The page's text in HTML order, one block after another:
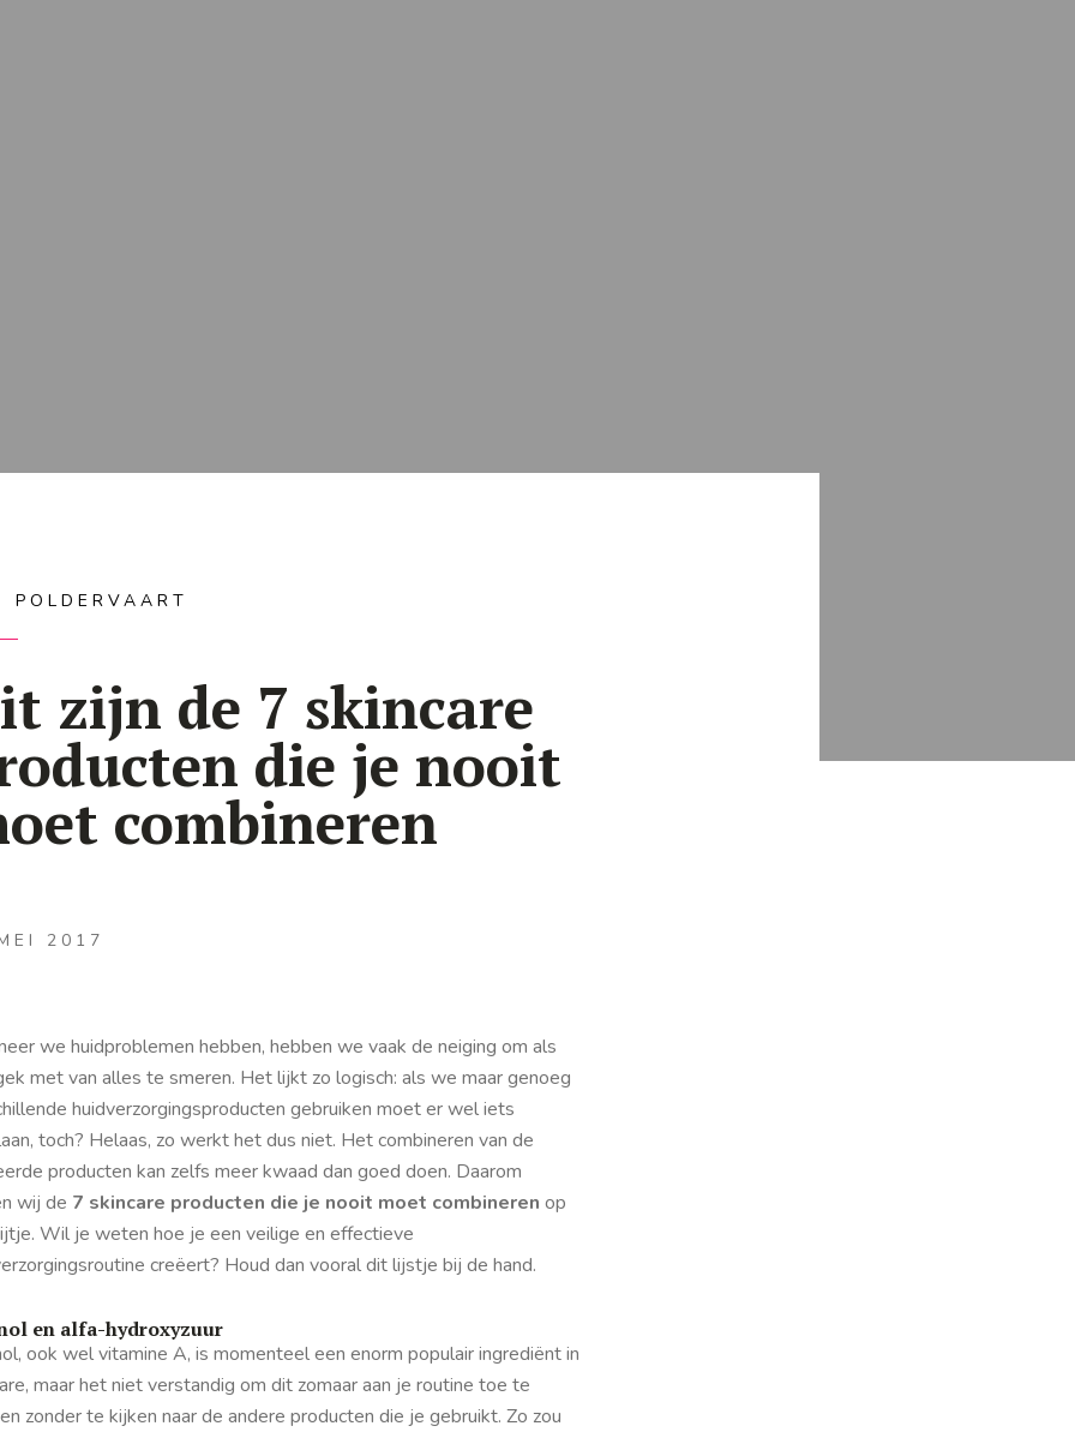
POLDERVAART
zijn de 7 skincare
die je nooit
combineren
2017
we huidproblemen hebben, hebben we vaak de neiging om als
met van alles te smeren. Het lijkt zo logisch: als we maar genoeg
huidverzorgingsproducten gebruiken moet er wel iets
toch? Helaas, zo werkt het dus niet. Het combineren van de
producten kan zelfs meer kwaad dan goed doen. Daarom
wij de 7 skincare producten die je nooit moet combineren op
Wil je weten hoe je een veilige en effectieve
creëert? Houd dan vooral dit lijstje bij de hand.
en alfa-hydroxyzuur
ook wel vitamine A, is momenteel een enorm populair ingrediënt in
maar het niet verstandig om dit zomaar aan je routine toe te
zonder te kijken naar de andere producten die je gebruikt. Zo zou